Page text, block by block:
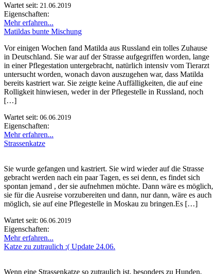
Wartet seit: 21.06.2019
Eigenschaften:
Mehr erfahren...
Matildas bunte Mischung
Vor einigen Wochen fand Matilda aus Russland ein tolles Zuhause
in Deutschland. Sie war auf der Strasse aufgegriffen worden, lange
in einer Pflegestation untergebracht, natürlich intensiv vom Tierarzt
untersucht worden, wonach davon auszugehen war, dass Matilda
bereits kastriert war. Sie zeigte keine Auffälligkeiten, die auf eine
Rolligkeit hinwiesen, weder in der Pflegestelle in Russland, noch
[…]
Wartet seit: 06.06.2019
Eigenschaften:
Mehr erfahren...
Strassenkatze
Sie wurde gefangen und kastriert. Sie wird wieder auf die Strasse
gebracht werden nach ein paar Tagen, es sei denn, es findet sich
spontan jemand , der sie aufnehmen möchte. Dann wäre es möglich,
sie für die Ausreise vorzubereiten und dann, nur dann, wäre es auch
möglich, sie auf eine Pflegestelle in Moskau zu bringen.Es […]
Wartet seit: 06.06.2019
Eigenschaften:
Mehr erfahren...
Katze zu zutraulich :( Update 24.06.
Wenn eine Strassenkatze so zutraulich ist, besonders zu Hunden,